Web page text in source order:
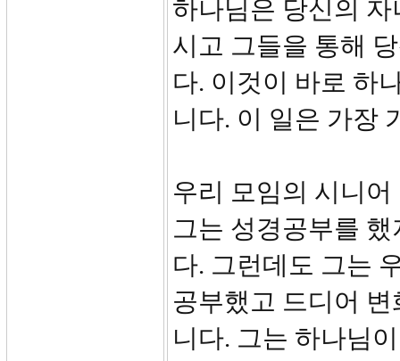
하나님은 당신의
시고 그들을 통해
다. 이것이 바로 하
니다. 이 일은 가장
우리 모임의 시니
그는 성경공부를
다. 그런데도 그는
공부했고 드디어
니다. 그는 하나님